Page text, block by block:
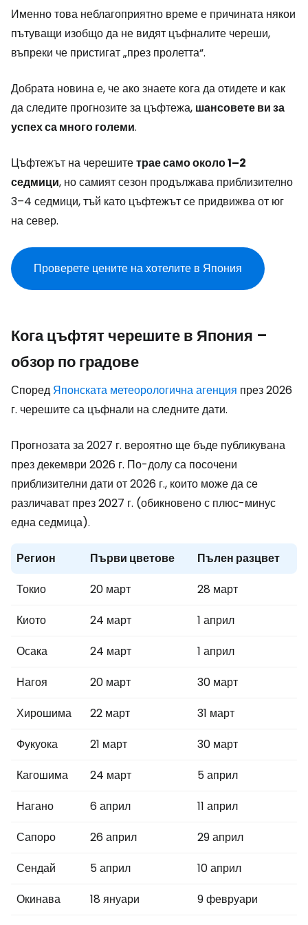
Именно това неблагоприятно време е причината някои
пътуващи изобщо да не видят цъфналите череши,
въпреки че пристигат „през пролетта“.
Добрата новина е, че ако знаете кога да отидете и как
да следите прогнозите за цъфтежа, шансовете ви за
успех са много големи.
Цъфтежът на черешитетрае само около 1–2
седмици, но самият сезон продължава приблизително
3–4 седмици, тъй като цъфтежът се придвижва от юг
на север.
Проверете цените на хотелите в Япония
Кога цъфтят черешите в Япония –
обзор по градове
Според Японската метеорологична агенция през 2026
г. черешите са цъфнали на следните дати.
Прогнозата за 2027 г. вероятно ще бъде публикувана
през декември 2026 г. По-долу са посочени
приблизителни дати от 2026 г., които може да се
различават през 2027 г. (обикновено с плюс-минус
една седмица).
Регион Първи цветове
Пълен разцвет
Токио
20 март
28 март
Киото
24 март
1 април
Осака
24 март
1 април
Нагоя
20 март
30 март
Хирошима
22 март
31 март
Фукуока
21 март
30 март
Кагошима
24 март
5 април
Нагано
6 април
11 април
Сапоро
26 април
29 април
Сендай
5 април
10 април
Окинава
18 януари 9 февруари